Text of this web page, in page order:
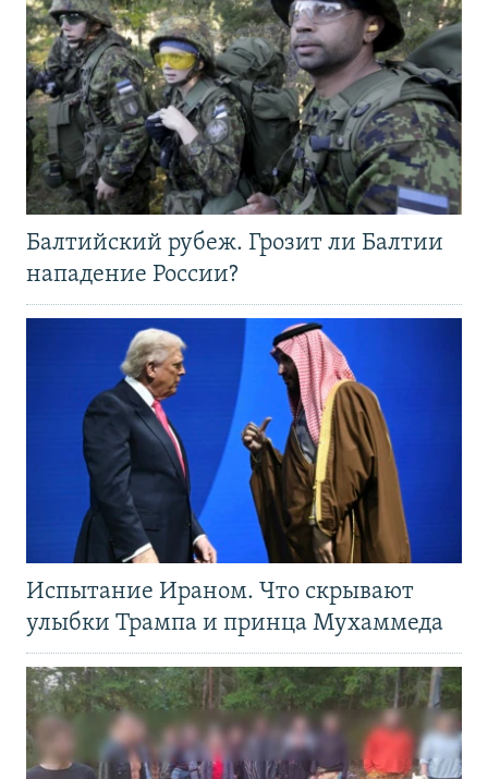
Балтийский рубеж. Грозит ли Балтии
нападение России?
Испытание Ираном. Что скрывают
улыбки Трампа и принца Мухаммеда